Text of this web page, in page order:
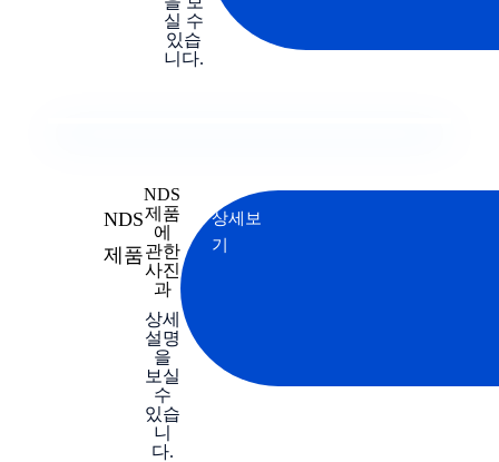
실 수
있습
니다.
NDS
제품
NDS
제품
에
관한
사진
과
상세
설명
을
보실
수
있습
니
다.
상세보
기